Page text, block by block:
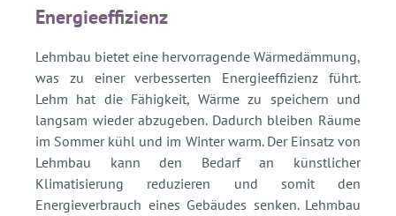
Energieeffizienz
Lehmbau bietet eine hervorragende Wärmedämmung,
was zu einer verbesserten Energieeffizienz führt.
Lehm hat die Fähigkeit, Wärme zu speichern und
langsam wieder abzugeben. Dadurch bleiben Räume
im Sommer kühl und im Winter warm. Der Einsatz von
Lehmbau kann den Bedarf an künstlicher
Klimatisierung reduzieren und somit den
Energieverbrauch eines Gebäudes senken. Lehmbau